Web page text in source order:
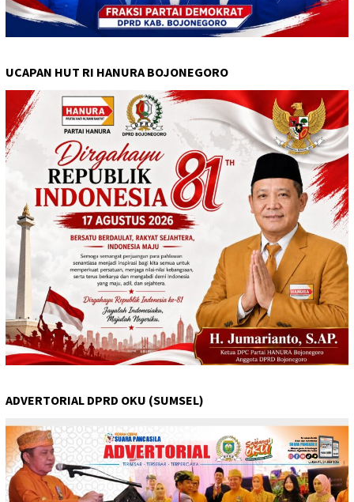
UCAPAN HUT RI HANURA BOJONEGORO
ADVERTORIAL DPRD OKU (SUMSEL)